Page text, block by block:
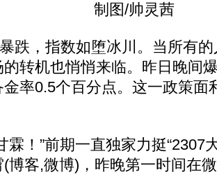
制图/帅灵茜
，指数如堕冰川。当所有的
转机也悄悄来临。昨日晚间
率0.5个百分点。这一政策面
！”前期一直独家力挺“2307
(博客,微博)，昨晚第一时间在